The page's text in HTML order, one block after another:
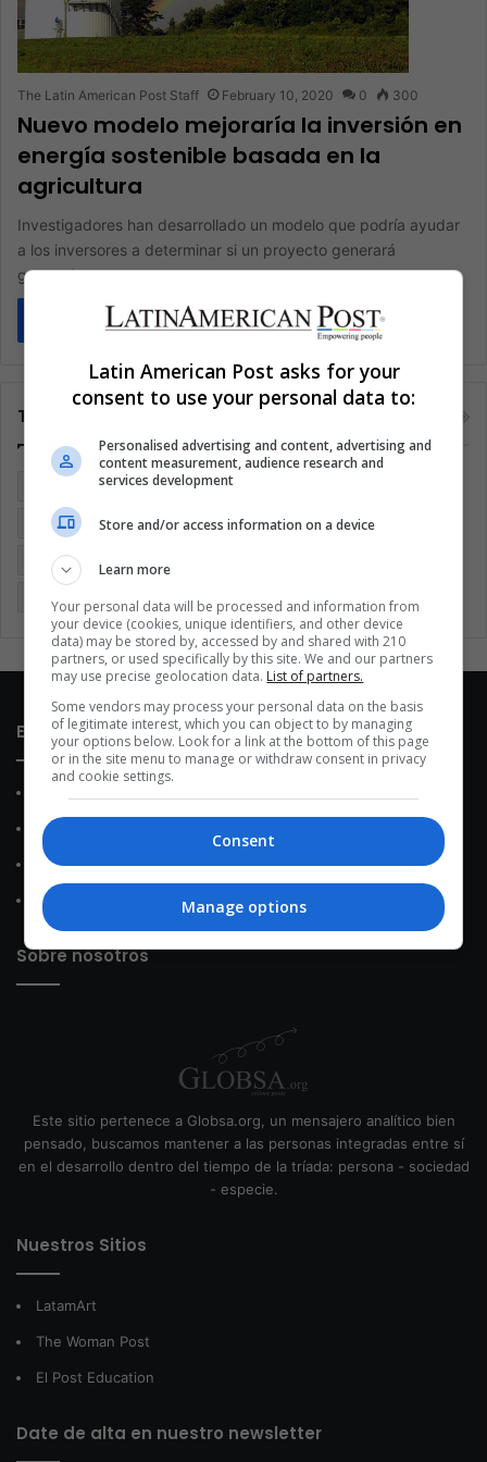
The Latin American Post Staff February 10, 2020 0 300
Nuevo modelo mejoraría la inversión en
energía sostenible basada en la
agricultura
Investigadores han desarrollado un modelo que podría ayudar
a los inversores a determinar si un proyecto generará
ganancias
Read More »
Tags
Brasil Cine
Coronavirus Covid 19 Cuarentena Deportes
Economía
Mundo Música Politica
Enlaces de interés
Contacto
Política de Privacidad
Política de Cookies
Sobre nosotros
Este sitio pertenece a Globsa.org, un mensajero analítico bien
pensado, buscamos mantener a las personas integradas entre sí
en el desarrollo dentro del tiempo de la tríada: persona - sociedad
- especie.
Nuestros Sitios
LatamArt
The Woman Post
El Post Education
Date de alta en nuestro newsletter
Latin American Post asks for your
consent to use your personal data to:
Personalised advertising and content, advertising and
content measurement, audience research and
services development
Store and/or access information on a device
Learn more
Your personal data will be processed and information from
your device (cookies, unique identifiers, and other device
data) may be stored by, accessed by and shared with 210
partners, or used specifically by this site. We and our partners
may use precise geolocation data. List of partners.
Some vendors may process your personal data on the basis
of legitimate interest, which you can object to by managing
your options below. Look for a link at the bottom of this page
or in the site menu to manage or withdraw consent in privacy
and cookie settings.
Consent
Manage options